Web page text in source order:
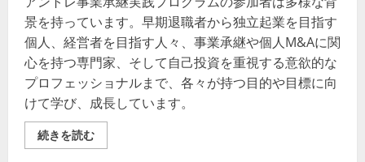
完
全
ガ
イ
ド
の
詳
細
を
ご
覧
く
さ
景を持っています。早期退職者から独立起業を目指す
個人、経営者を目指す人々、事業承継や個人M&Aに関
心を持つ専門家、そして自己投資を重視する意欲的な
プロフェッショナルまで、各々が持つ目的や目標に向
けて学び、成長しています。
続きを読む多
彩